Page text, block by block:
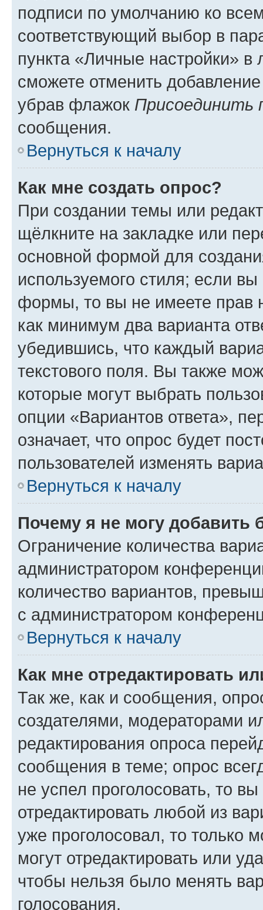
подписи по умолчанию ко
соответствующий выбор в
пункта «Личные настройки»
сможете отменить
убрав флажок Присоединить
сообщения.
Вернуться к началу
Как мне создать опрос?
При создании темы или
щёлкните на закладке или
основной формой для
используемого стиля; если
формы, то вы не имеете прав
как минимум два варианта
убедившись, что каждый
текстового поля. Вы также
которые могут выбрать
опции «Вариантов ответа»,
означает, что опрос будет
пользователей изменять
Вернуться к началу
Почему я не могу добавить
Ограничение количества
администратором
количество вариантов,
с администратором
Вернуться к началу
Как мне отредактировать
Так же, как и сообщения,
создателями, модераторами
редактирования опроса
сообщения в теме; опрос
не успел проголосовать, то
отредактировать любой из
уже проголосовал, то только
могут отредактировать или
чтобы нельзя было менять
голосования.